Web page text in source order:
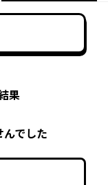
果
でした